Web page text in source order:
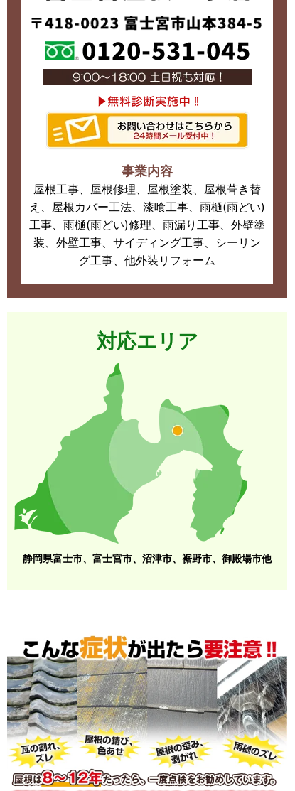
事業内容
屋根工事、屋根修理、屋根塗装、屋根葺き替
え、屋根カバー工法、漆喰工事、雨樋(雨どい)
工事、雨樋(雨どい)修理、雨漏り工事、外壁塗
装、外壁工事、サイディング工事、シーリン
グ工事、他外装リフォーム
対応エリア
静岡県富士市、富士宮市、沼津市、裾野市、御殿場市他